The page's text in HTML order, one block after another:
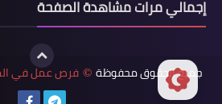
إجمالي مرات مشاهدة الصفحة
جميع الحقوق محفوظة © فرص عمل في